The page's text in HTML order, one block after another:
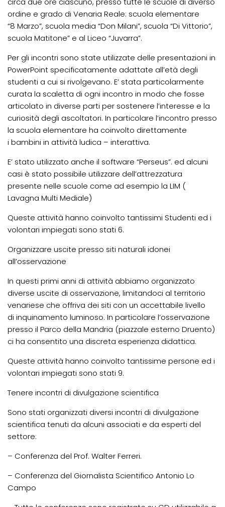
ordine e grado di Venaria Reale: scuola elementare
“8 Marzo”, scuola media “Don Milani”, scuola “Di Vittorio”,
scuola Matitone” e al Liceo “Juvarra”.
Per gli incontri sono state utilizzate delle presentazioni in
PowerPoint specificatamente adattate all’età degli
studenti a cui si rivolgevano. E’ stata particolarmente
curata la scaletta di ogni incontro in modo che fosse
articolato in diverse parti per sostenere l’interesse e la
curiosità degli ascoltatori. In particolare l’incontro presso
la scuola elementare ha coinvolto direttamente
i bambini in attività ludica – interattiva.
E’ stato utilizzato anche il software “Perseus”. ed alcuni
casi è stato possibile utilizzare dell’attrezzatura
presente nelle scuole come ad esempio la LIM (
Lavagna Multi Mediale)
Queste attività hanno coinvolto tantissimi Studenti ed i
volontari impiegati sono stati 6.
Organizzare uscite presso siti naturali idonei
all’osservazione
In questi primi anni di attività abbiamo organizzato
diverse uscite di osservazione, limitandoci al territorio
venariese che offriva dei siti con un accettabile livello
di inquinamento luminoso. In particolare l’osservazione
presso il Parco della Mandria (piazzale esterno Druento)
ci ha consentito una discreta esperienza didattica.
Queste attività hanno coinvolto tantissime persone ed i
volontari impiegati sono stati 9.
Tenere incontri di divulgazione scientifica
Sono stati organizzati diversi incontri di divulgazione
scientifica tenuti da alcuni associati e da esperti del
settore:
– Conferenza del Prof. Walter Ferreri.
– Conferenza del Giornalista Scientifico Antonio Lo
Campo